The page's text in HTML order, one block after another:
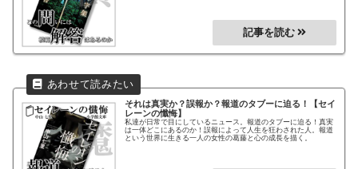
それは真実か？誤報か？報道のタブーに迫る！
【セイ
レーンの懺悔】
私達が日常で目にしているニュース。報道のタブーに迫る！真実
は一体どこにあるのか！誤報によって人生を狂わされた人。報道
という世界に生きる一人の女性の葛藤と心の成長を描く。